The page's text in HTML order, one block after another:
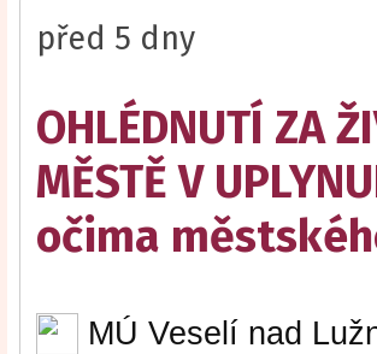
před 5 dny
OHLÉDNUTÍ ZA
MĚSTĚ V
očima
MÚ Veselí nad